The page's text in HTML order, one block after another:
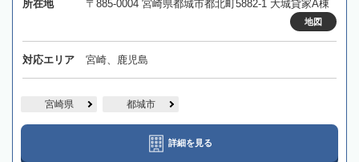
所在地 〒885-0004 宮崎県都城市都北町5882-1 大城貸家A棟
地図
対応エリア 宮崎、鹿児島
宮崎県 都城市
詳細を見る